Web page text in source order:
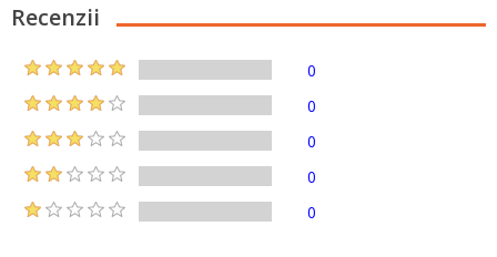
Recenzii
0
0
0
0
0